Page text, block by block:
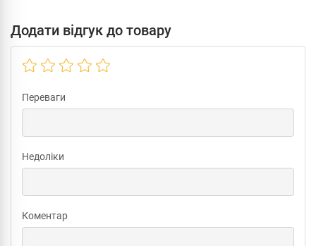
Додати відгук до товару
Переваги
Недоліки
Коментар